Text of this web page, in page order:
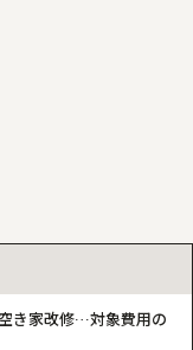
き家改修…対象費用の